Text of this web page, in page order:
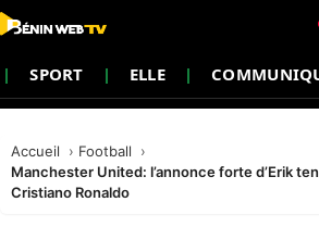
SPORT ELLE
Accueil
Football
Manchester United: l’annonce forte d’Erik
Cristiano Ronaldo